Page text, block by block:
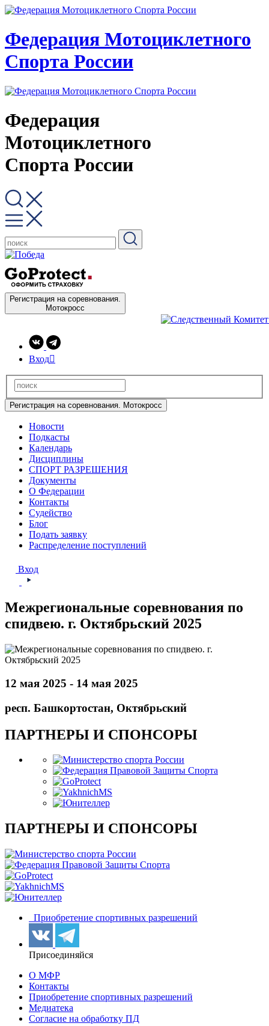
Федерация Мотоциклетного
Спорта России
Федерация
Мотоциклетного
Спорта России
Регистрация на соревнования.
Мотокросс
Вход
Регистрация на соревнования. Мотокросс
Новости
Подкасты
Календарь
Дисциплины
СПОРТ РАЗРЕШЕНИЯ
Документы
О Федерации
Контакты
Судейство
Блог
Подать заявку
Распределение поступлений
Вход
Межрегиональные соревнования по
спидвею. г. Октябрьский 2025
12 мая 2025 - 14 мая 2025
респ. Башкортостан, Октябрьский
ПАРТНЕРЫ И СПОНСОРЫ
ПАРТНЕРЫ И СПОНСОРЫ
Приобретение спортивных разрешений
Присоединяйся
О МФР
Контакты
Приобретение спортивных разрешений
Медиатека
Согласие на обработку ПД